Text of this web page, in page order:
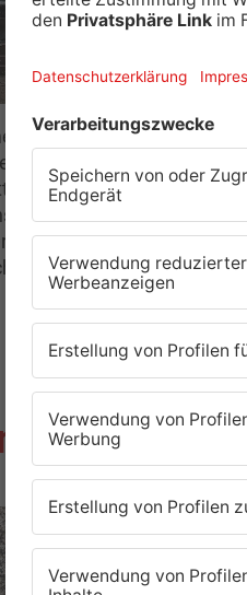
soll nach Gelnhausen
Stadtverordneten. Wie
beantragt. Die Freie
Spiel, ein
ist davon nicht überzeugt.
Fernwärme zu
Kinzig-